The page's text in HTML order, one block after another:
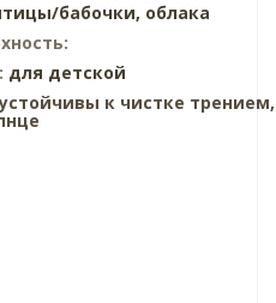
бабочки, облака
для детской
к чистке